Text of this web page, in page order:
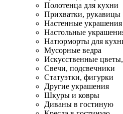
Полотенца для кухни
Прихватки, рукавицы
Настенные украшения
Настольные
Натюрморты для
Мусорные ведра
Искусственные
Свечи, подсвечники
Статуэтки, фигурки
Другие украшения
Шкуры и ковры
Диваны в гостиную